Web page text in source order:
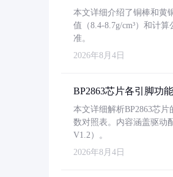
本文详细介绍了铜棒和黄
值（8.4-8.7g/cm³）和计
准。
2026年8月4日
BP2863芯片各引脚功能
本文详细解析BP2863芯
数对照表。内容涵盖驱动
V1.2）。
2026年8月4日